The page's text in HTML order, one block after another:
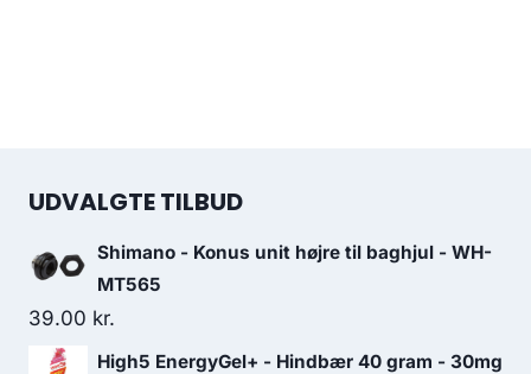
UDVALGTE TILBUD
Shimano - Konus unit højre til baghjul - WH-
MT565
39.00 kr.
High5 EnergyGel+ - Hindbær 40 gram - 30mg